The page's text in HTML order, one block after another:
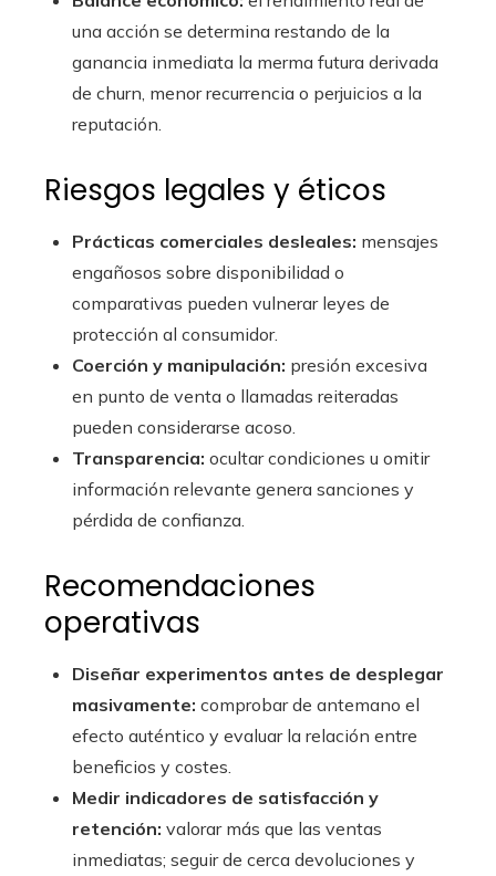
una acción se determina restando de la
ganancia inmediata la merma futura derivada
de churn, menor recurrencia o perjuicios a la
reputación.
Riesgos legales y éticos
Prácticas comerciales desleales: mensajes
engañosos sobre disponibilidad o
comparativas pueden vulnerar leyes de
protección al consumidor.
Coerción y manipulación: presión excesiva
en punto de venta o llamadas reiteradas
pueden considerarse acoso.
Transparencia: ocultar condiciones u omitir
información relevante genera sanciones y
pérdida de confianza.
Recomendaciones
operativas
Diseñar experimentos antes de desplegar
masivamente: comprobar de antemano el
efecto auténtico y evaluar la relación entre
beneficios y costes.
Medir indicadores de satisfacción y
retención: valorar más que las ventas
inmediatas; seguir de cerca devoluciones y